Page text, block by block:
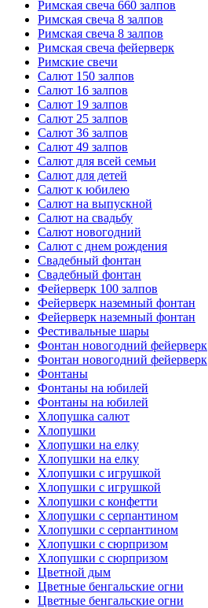
Римская свеча 660 залпов
Римская свеча 8 залпов
Римская свеча 8 залпов
Римская свеча фейерверк
Римские свечи
Салют 150 залпов
Салют 16 залпов
Салют 19 залпов
Салют 25 залпов
Салют 36 залпов
Салют 49 залпов
Салют для всей семьи
Салют для детей
Салют к юбилею
Салют на выпускной
Салют на свадьбу
Салют новогодний
Салют с днем рождения
Свадебный фонтан
Свадебный фонтан
Фейерверк 100 залпов
Фейерверк наземный фонтан
Фейерверк наземный фонтан
Фестивальные шары
Фонтан новогодний фейерверк
Фонтан новогодний фейерверк
Фонтаны
Фонтаны на юбилей
Фонтаны на юбилей
Хлопушка салют
Хлопушки
Хлопушки на елку
Хлопушки на елку
Хлопушки с игрушкой
Хлопушки с игрушкой
Хлопушки с конфетти
Хлопушки с серпантином
Хлопушки с серпантином
Хлопушки с сюрпризом
Хлопушки с сюрпризом
Цветной дым
Цветные бенгальские огни
Цветные бенгальские огни